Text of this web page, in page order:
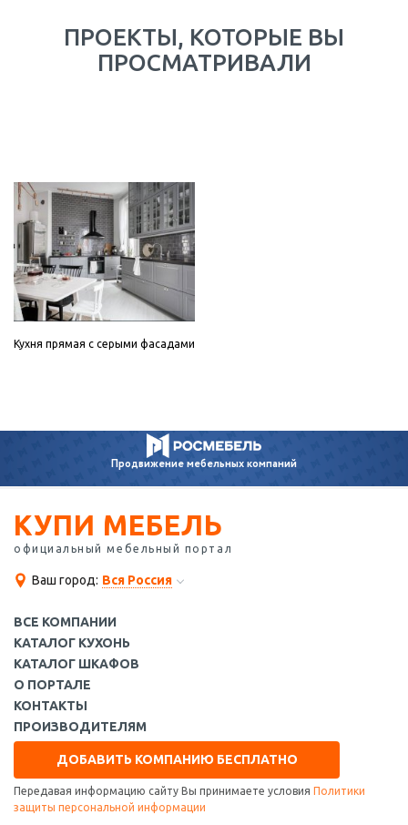
ПРОЕКТЫ, КОТОРЫЕ ВЫ
ПРОСМАТРИВАЛИ
Кухня прямая с серыми фасадами
Продвижениемебельных компаний
КУПИ МЕБЕЛЬ
официальный мебельный портал
Ваш город: Вся Россия
ВСЕ КОМПАНИИ
КАТАЛОГ КУХОНЬ
КАТАЛОГ ШКАФОВ
О ПОРТАЛЕ
КОНТАКТЫ
ПРОИЗВОДИТЕЛЯМ
ДОБАВИТЬ КОМПАНИЮ БЕСПЛАТНО
Передавая информацию сайту Вы принимаете условия Политики
защиты персональной информации